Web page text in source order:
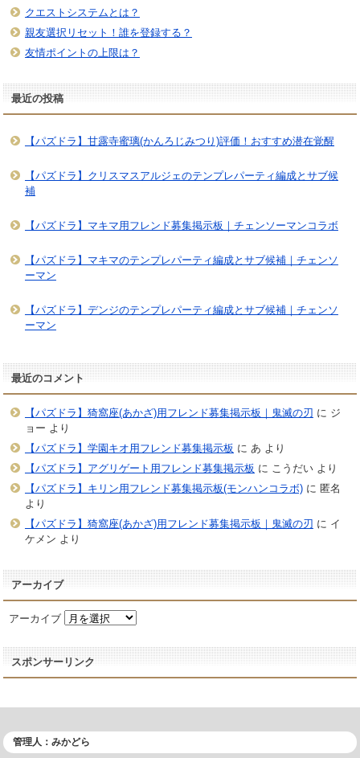
クエストシステムとは？
親友選択リセット！誰を登録する？
友情ポイントの上限は？
最近の投稿
【パズドラ】甘露寺蜜璃(かんろじみつり)評価！おすすめ潜在覚醒
【パズドラ】クリスマスアルジェのテンプレパーティ編成とサブ候
補
【パズドラ】マキマ用フレンド募集掲示板｜チェンソーマンコラボ
【パズドラ】マキマのテンプレパーティ編成とサブ候補｜チェンソ
ーマン
【パズドラ】デンジのテンプレパーティ編成とサブ候補｜チェンソ
ーマン
最近のコメント
【パズドラ】猗窩座(あかざ)用フレンド募集掲示板｜鬼滅の刃 に ジ
ョー より
【パズドラ】学園キオ用フレンド募集掲示板 に あ より
【パズドラ】アグリゲート用フレンド募集掲示板 に こうだいより
【パズドラ】キリン用フレンド募集掲示板(モンハンコラボ)に 匿名
より
【パズドラ】猗窩座(あかざ)用フレンド募集掲示板｜鬼滅の刃 に イ
ケメン より
アーカイブ
アーカイブ
スポンサーリンク
管理人：みかどら